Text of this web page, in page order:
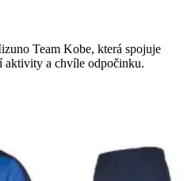
Team Kobe, která spojuje
aktivity a chvíle odpočinku.